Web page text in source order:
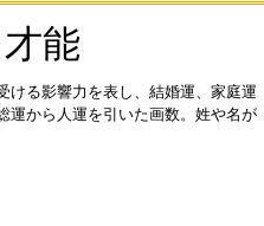
能
ける影響力を表し、結婚運、家庭運
運から人運を引いた画数。姓や名が